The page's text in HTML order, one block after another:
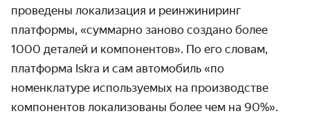
проведены локализация и реинжиниринг
платформы, «суммарно заново создано более
1000 деталей и компонентов». По его словам,
платформа Iskra и сам автомобиль «по
номенклатуре используемых на производстве
компонентов локализованы более чем на 90%».